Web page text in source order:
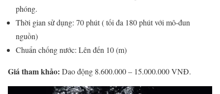
phóng.
Thời gian sử dụng: 70 phút ( tối đa 180 phút với mô-đun
nguồn)
Chuẩn chống nước: Lên đến 10 (m)
Giá tham khảo: Dao động 8.600.000 – 15.000.000 VNĐ.